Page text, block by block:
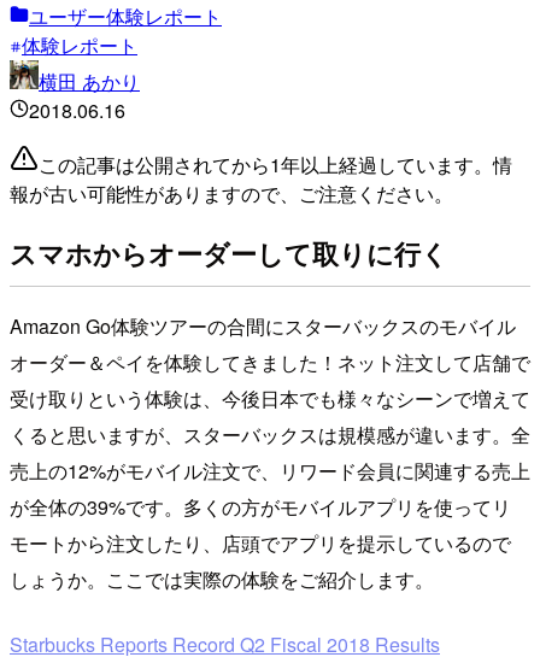
ユーザー体験レポート
体験レポート
横田 あかり
2018.06.16
この記事は公開されてから1年以上経過しています。情
報が古い可能性がありますので、ご注意ください。
スマホからオーダーして取りに行く
Amazon Go体験ツアーの合間にスターバックスのモバイル
オーダー＆ペイを体験してきました！ネット注文して店舗で
受け取りという体験は、今後日本でも様々なシーンで増えて
くると思いますが、スターバックスは規模感が違います。全
売上の12%がモバイル注文で、リワード会員に関連する売上
が全体の39%です。多くの方がモバイルアプリを使ってリ
モートから注文したり、店頭でアプリを提示しているので
しょうか。ここでは実際の体験をご紹介します。
Starbucks Reports Record Q2 Fiscal 2018 Results